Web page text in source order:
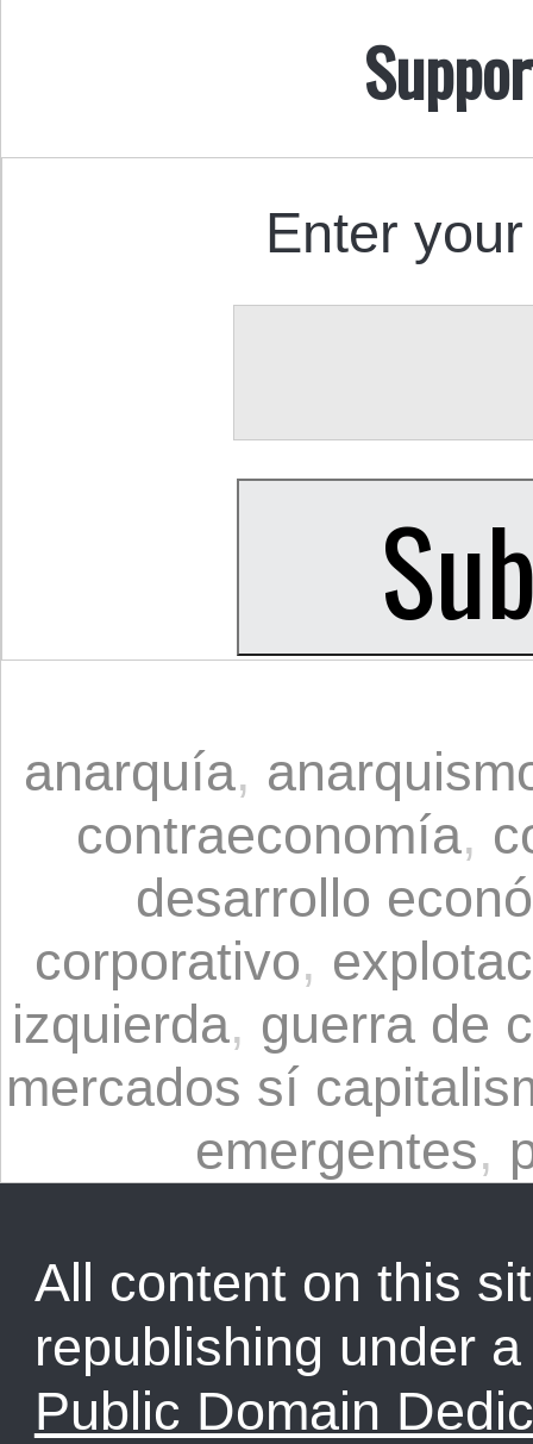
Enter
anarquía,
contraeconomía,
desarrollo
corporativo,
izquierda, guerra de
mercados sí
emergentes,
All content on this
republishing under
Public Domain